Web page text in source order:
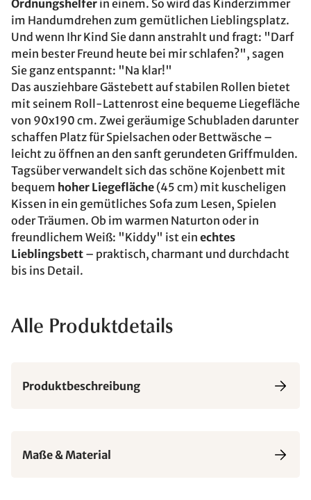
Ordnungshelfer in einem. So wird das Kinderzimmer
im Handumdrehen zum gemütlichen Lieblingsplatz.
Und wenn Ihr Kind Sie dann anstrahlt und fragt: "Darf
mein bester Freund heute bei mir schlafen?", sagen
Sie ganz entspannt: "Na klar!"
Das ausziehbare Gästebett auf stabilen Rollen bietet
mit seinem Roll-Lattenrost eine bequeme Liegefläche
von 90x190 cm. Zwei geräumige Schubladen darunter
schaffen Platz für Spielsachen oder Bettwäsche –
leicht zu öffnen an den sanft gerundeten Griffmulden.
Tagsüber verwandelt sich das schöne Kojenbett mit
bequem hoher Liegefläche (45 cm) mit kuscheligen
Kissen in ein gemütliches Sofa zum Lesen, Spielen
oder Träumen. Ob im warmen Naturton oder in
freundlichem Weiß: "Kiddy" ist ein echtes
Lieblingsbett – praktisch, charmant und durchdacht
bis ins Detail.
Alle Produktdetails
Produktbeschreibung
Maße & Material